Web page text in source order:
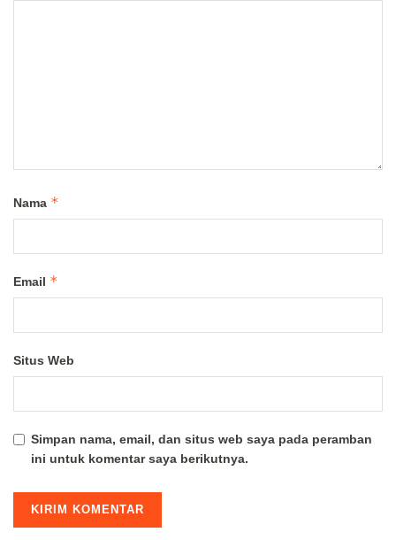
Nama *
Email *
Situs Web
Simpan nama, email, dan situs web saya pada peramban
ini untuk komentar saya berikutnya.